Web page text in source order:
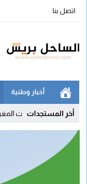
اتصل بنا
أخبار وطنية
أخر المستجدات
اتصالات المغرب تنزل إلى